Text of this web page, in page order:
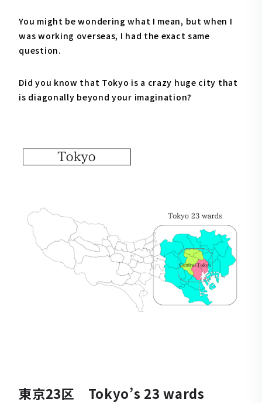
You might be wondering what I mean, but when I
was working overseas, I had the exact same
question.
Did you know that Tokyo is a crazy huge city that
is diagonally beyond your imagination?
東京23区 Tokyo’s 23 wards